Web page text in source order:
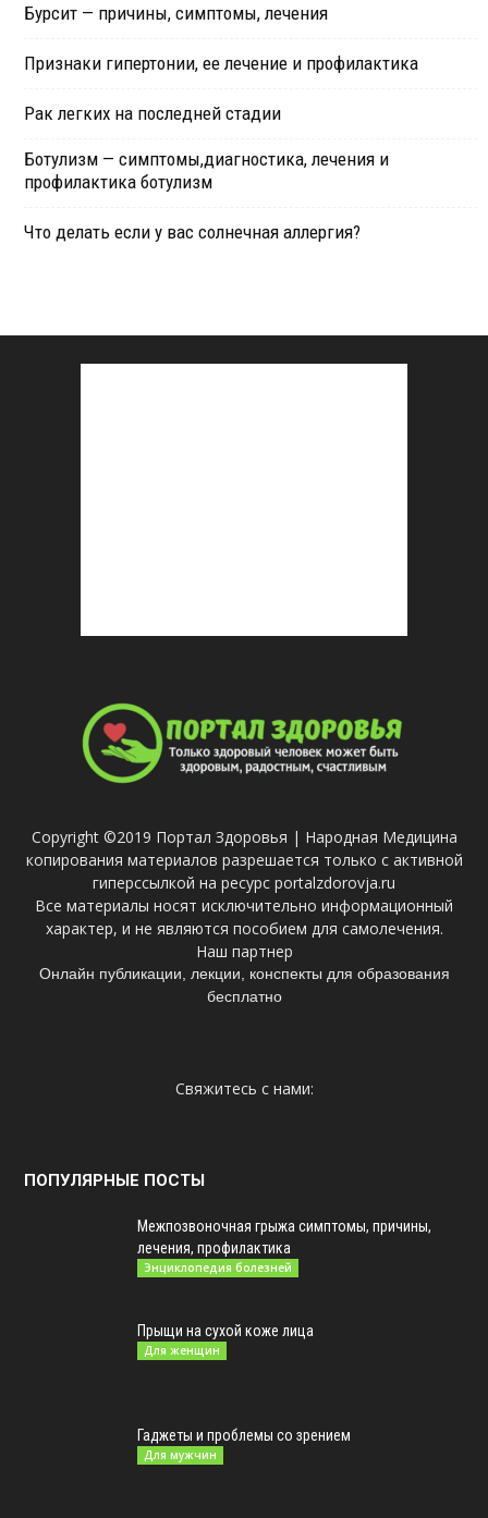
Бурсит — причины, симптомы, лечения
Признаки гипертонии, ее лечение и профилактика
Рак легких на последней стадии
Ботулизм — симптомы,диагностика, лечения и
профилактика ботулизм
Что делать если у вас солнечная аллергия?
Copyright ©2019 Портал Здоровья | Народная Медицина
копирования материалов разрешается только с активной
гиперссылкой на ресурс portalzdorovja.ru
Все материалы носят исключительно информационный
характер, и не являются пособием для самолечения.
Наш партнер
Онлайн публикации, лекции, конспекты для образования
бесплатно
Свяжитесь с нами:
ПОПУЛЯРНЫЕ ПОСТЫ
Межпозвоночная грыжа симптомы, причины,
лечения, профилактика
Энциклопедия болезней
Прыщи на сухой коже лица
Для женщин
Гаджеты и проблемы со зрением
Для мужчин